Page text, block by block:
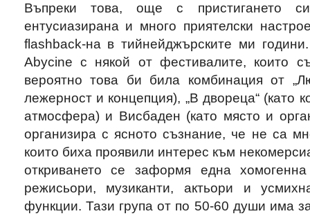
Въпреки това, още с пристигането
ентусиазирана и много приятелски
flashback-на в тийнейджърските ми
Abycine с някой от фестивалите, които
вероятно това би била комбинация от
лежерност и концепция), „В двореца“ (като
атмосфера) и Висбаден (като място и
организира с ясното съзнание, че не са
които биха проявили интерес към
откриването се заформя една
режисьори, музиканти, актьори и
функции. Тази група от по 50-60 души има